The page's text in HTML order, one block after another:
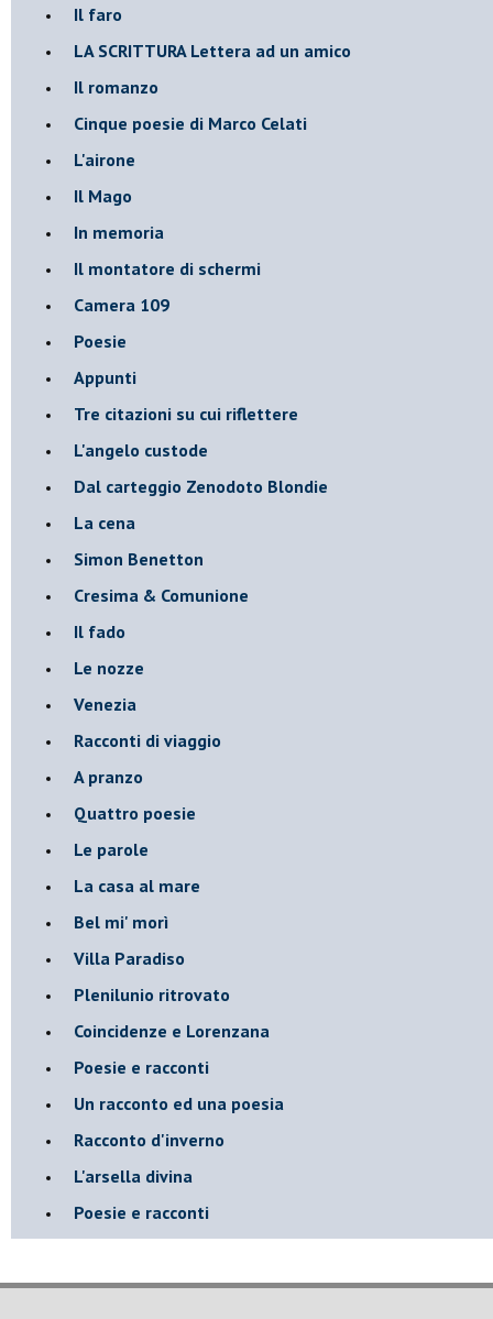
Il faro
​LA SCRITTURA Lettera ad un amico
Il romanzo
Cinque poesie di Marco Celati
L'airone
Il Mago
In memoria
Il montatore di schermi
Camera 109
Poesie
Appunti
Tre citazioni su cui riflettere
L'angelo custode
Dal carteggio Zenodoto Blondie
La cena
Simon Benetton
Cresima & Comunione
Il fado
Le nozze
Venezia
Racconti di viaggio
A pranzo
Quattro poesie
Le parole
La casa al mare
Bel mi' morì
Villa Paradiso
Plenilunio ritrovato
Coincidenze e Lorenzana
Poesie e racconti
Un racconto ed una poesia
Racconto d'inverno
​L'arsella divina
Poesie e racconti